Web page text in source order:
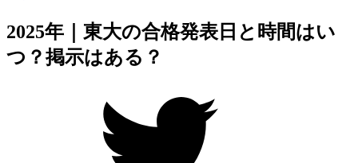
2025年｜東大の合格発表日と時間はい
つ？掲示はある？